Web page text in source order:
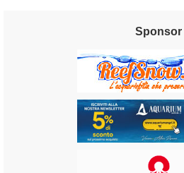
Sponsor